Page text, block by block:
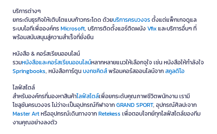
บริการต่างๆ
ยกระดับธุรกิจให้เติบโตแบบก้าวกระโดด ด้วยบริการครบวงจรตั้งแต่แพ็กเกจดูแล
ระบบไอทีเพื่อองค์กรMicrosoft, บริการติดตั้งแอร์ติดผนังVfixและบริการอื่นๆ ที่
พร้อมสนับสนุนสู่ความสำเร็จที่ยั่งยืน
หนังสือ & คอร์สเรียนออนไลน์
รวมหนังสือและคอร์สเรียนออนไลน์หลากหลายแนวให้เลือกจุใจ เช่น หนังสือให้กำลังใจ
Springbooks, หนังสือการ์ตูนบงกชคิดส์พร้อมคอร์สออนไลน์จากสคูลดิโอ
ไลฟ์สไตล์
สำหรับองค์กรที่มองหาสินค้าไลฟ์สไตล์เพื่อยกระดับคุณภาพชีวิตพนักงาน เรามี
โซลูชันครบวงจร ไม่ว่าจะเป็นอุปกรณ์กีฬาจากGRAND SPORT, อุปกรณ์ศิลปะจาก
Master Artหรืออุปกรณ์เดินทางจากRetekess เพื่อตอบโจทย์ทุกไลฟ์สไตล์ของทีม
งานคุณอย่างลงตัว